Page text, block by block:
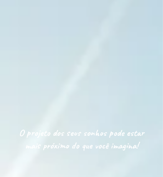
O projeto dos seus sonhos pode estar
mais próximo do que você imagina!